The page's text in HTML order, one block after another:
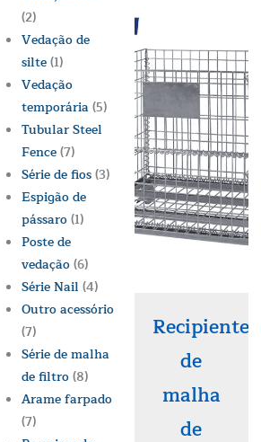
(2)
Vedação de
silte(1)
Vedação
temporária(5)
Tubular Steel
Fence(7)
Série de fios(3)
Espigão de
pássaro(1)
Poste de
vedação(6)
Série Nail (4)
Outro acessório
(7)
Série de malha
de filtro(8)
Arame farpado
(7)
Recipiente
de
malha
de